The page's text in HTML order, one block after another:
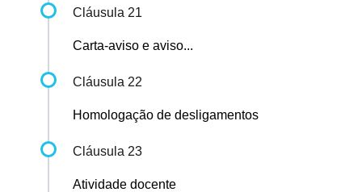
Cláusula 21
Carta-aviso e aviso...
Cláusula 22
Homologação de desligamentos
Cláusula 23
Atividade docente